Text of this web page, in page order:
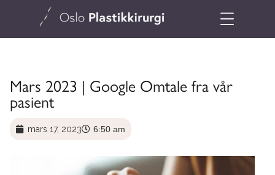
Mars 2023 | Google Omtale fra vår
pasient
mars 17, 2023 6:50 am